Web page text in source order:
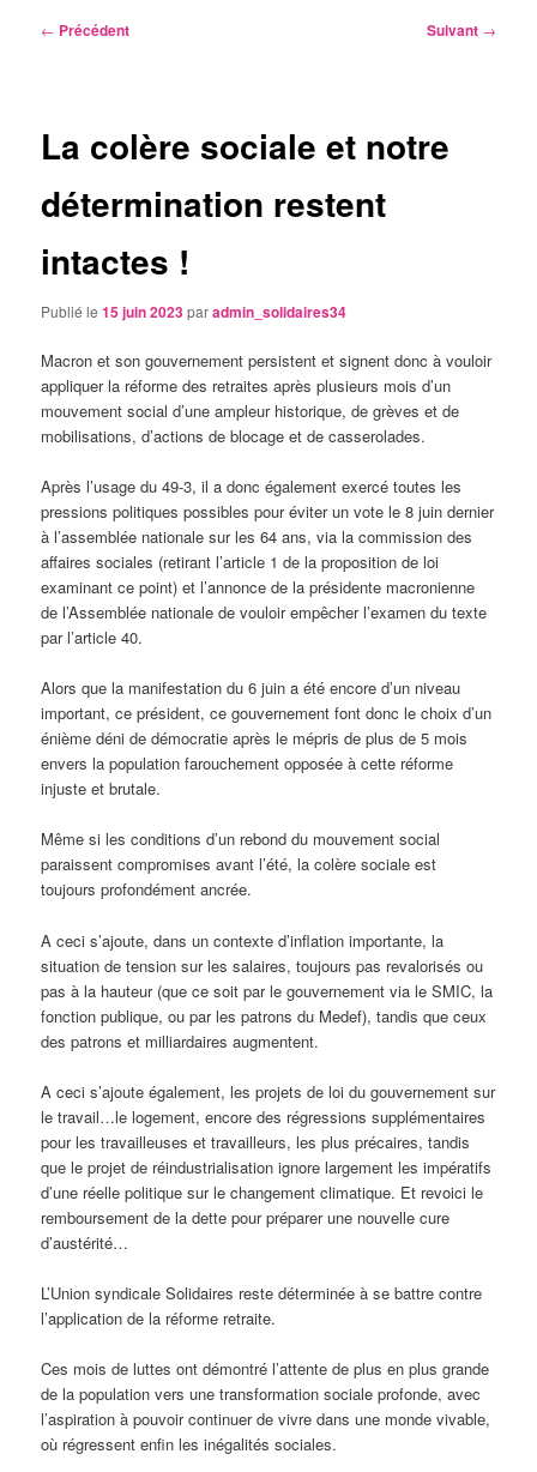
Navigation
← Précédent Suivant →
La colère sociale et notre
détermination restent
intactes !
Publié le15 juin 2023paradmin_solidaires34
Macron et son gouvernement persistent et signent donc à vouloir
appliquer la réforme des retraites après plusieurs mois d’un
mouvement social d’une ampleur historique, de grèves et de
mobilisations, d’actions de blocage et de casserolades.
Après l’usage du 49-3, il a donc également exercé toutes les
pressions politiques possibles pour éviter un vote le 8 juin dernier
à l’assemblée nationale sur les 64 ans, via la commission des
affaires sociales (retirant l’article 1 de la proposition de loi
examinant ce point) et l’annonce de la présidente macronienne
de l’Assemblée nationale de vouloir empêcher l’examen du texte
par l’article 40.
Alors que la manifestation du 6 juin a été encore d’un niveau
important, ce président, ce gouvernement font donc le choix d’un
énième déni de démocratie après le mépris de plus de 5 mois
envers la population farouchement opposée à cette réforme
injuste et brutale.
Même si les conditions d’un rebond du mouvement social
paraissent compromises avant l’été, la colère sociale est
toujours profondément ancrée.
A ceci s’ajoute, dans un contexte d’inflation importante, la
situation de tension sur les salaires, toujours pas revalorisés ou
pas à la hauteur (que ce soit par le gouvernement via le SMIC, la
fonction publique, ou par les patrons du Medef), tandis que ceux
des patrons et milliardaires augmentent.
A ceci s’ajoute également, les projets de loi du gouvernement sur
le travail…le logement, encore des régressions supplémentaires
pour les travailleuses et travailleurs, les plus précaires, tandis
que le projet de réindustrialisation ignore largement les impératifs
d’une réelle politique sur le changement climatique. Et revoici le
remboursement de la dette pour préparer une nouvelle cure
d’austérité…
L’Union syndicale Solidaires reste déterminée à se battre contre
l’application de la réforme retraite.
Ces mois de luttes ont démontré l’attente de plus en plus grande
de la population vers une transformation sociale profonde, avec
l’aspiration à pouvoir continuer de vivre dans une monde vivable,
où régressent enfin les inégalités sociales.